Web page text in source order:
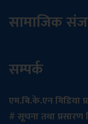
सामाजिक
सम्पर्क
एम.बि.के.एन मिडिया
# सूचना तथा प्रसारण